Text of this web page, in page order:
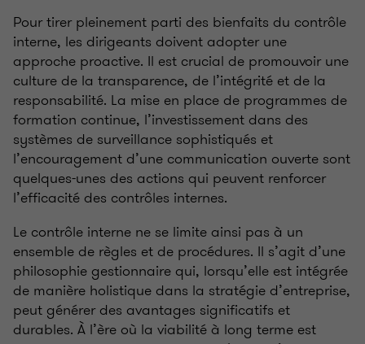
Pour tirer pleinement parti des bienfaits du contrôle
interne, les dirigeants doivent adopter une
approche proactive. Il est crucial de promouvoir une
culture de la transparence, de l’intégrité et de la
responsabilité. La mise en place de programmes de
formation continue, l’investissement dans des
systèmes de surveillance sophistiqués et
l’encouragement d’une communication ouverte sont
quelques-unes des actions qui peuvent renforcer
l’efficacité des contrôles internes.
Le contrôle interne ne se limite ainsi pas à un
ensemble de règles et de procédures. Il s’agit d’une
philosophie gestionnaire qui, lorsqu’elle est intégrée
de manière holistique dans la stratégie d’entreprise,
peut générer des avantages significatifs et
durables. À l’ère où la viabilité à long terme est